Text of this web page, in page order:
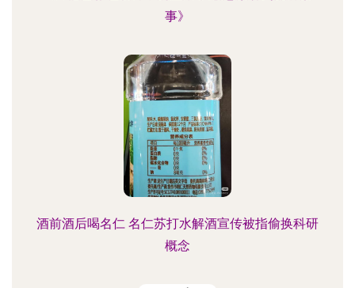
事》
酒前酒后喝名仁 名仁苏打水解酒宣传被指偷换科研
概念